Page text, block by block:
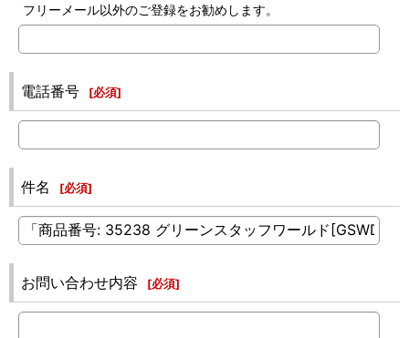
フリーメール以外のご登録をお勧めします。
電話番号 [必須]
件名 [必須]
お問い合わせ内容 [必須]